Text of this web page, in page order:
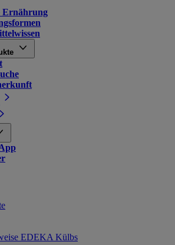
Ernährung
EDEKA Külbs